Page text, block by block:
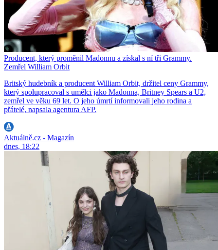
Producent, který proměnil Madonnu a získal s ní tři Grammy.
Zemřel William Orbit
Britský hudebník a producent William Orbit, držitel ceny Grammy,
který spolupracoval s umělci jako Madonna, Britney Spears a U2,
zemřel ve věku 69 let. O jeho úmrtí informovali jeho rodina a
přátelé, napsala agentura AFP.
Aktuálně.cz - Magazín
dnes, 18:22